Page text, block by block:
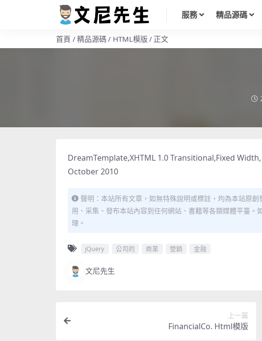
服務 精品源碼
首頁 精品源碼 HTML模版 正文
DreamTemplate,XHTML 1.0 Transitional,Fixed
October 2010
聲明：本站所有文章，如無特殊說明或標註，均為本站原
用、采集、發布本站內容到任何網站、書籍等各類媒體平臺
理。
jQuery 公司的 商業 營銷 金融
文尼先生
上一篇
FinancialCo. Html模版